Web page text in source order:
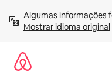
para
Mostrar idioma original